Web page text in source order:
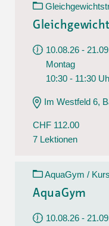
10.08.26 -
Montag
10:30 - 11:30
Im Westfeld 6,
CHF 112.00
7 Lektionen
AquaGym / Kurs
AquaGym
10.08.26 -